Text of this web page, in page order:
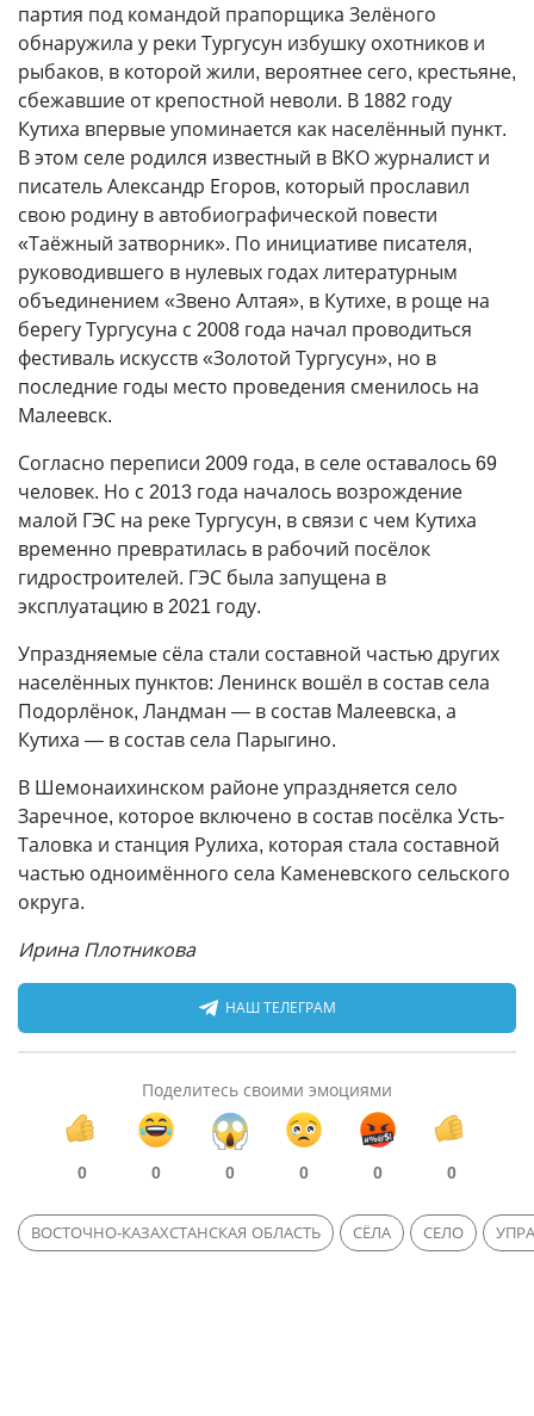
партия под командой прапорщика Зелёного
обнаружила у реки Тургусун избушку охотников и
рыбаков, в которой жили, вероятнее сего, крестьяне,
сбежавшие от крепостной неволи. В 1882 году
Кутиха впервые упоминается как населённый пункт.
В этом селе родился известный в ВКО журналист и
писатель Александр Егоров, который прославил
свою родину в автобиографической повести
«Таёжный затворник». По инициативе писателя,
руководившего в нулевых годах литературным
объединением «Звено Алтая», в Кутихе, в роще на
берегу Тургусуна с 2008 года начал проводиться
фестиваль искусств «Золотой Тургусун», но в
последние годы место проведения сменилось на
Малеевск.
Согласно переписи 2009 года, в селе оставалось 69
человек. Но с 2013 года началось возрождение
малой ГЭС на реке Тургусун, в связи с чем Кутиха
временно превратилась в рабочий посёлок
гидростроителей. ГЭС была запущена в
эксплуатацию в 2021 году.
Упраздняемые сёла стали составной частью других
населённых пунктов: Ленинск вошёл в состав села
Подорлёнок, Ландман — в состав Малеевска, а
Кутиха — в состав села Парыгино.
В Шемонаихинском районе упраздняется село
Заречное, которое включено в состав посёлка Усть-
Таловка и станция Рулиха, которая стала составной
частью одноимённого села Каменевского сельского
округа.
Ирина Плотникова
НАШ ТЕЛЕГРАМ
Поделитесь своими эмоциями
0 0 0 0 0 0
ВОСТОЧНО-КАЗАХСТАНСКАЯ ОБЛАСТЬ СЁЛА СЕЛО